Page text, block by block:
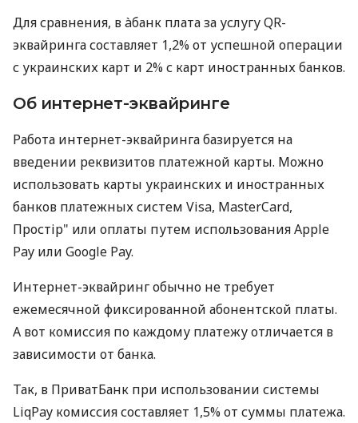
Для сравнения, в àбанк плата за услугу QR-
эквайринга составляет 1,2% от успешной операции
с украинских карт и 2% с карт иностранных банков.
Об интернет-эквайринге
Работа интернет-эквайринга базируется на
введении реквизитов платежной карты. Можно
использовать карты украинских и иностранных
банков платежных систем Visa, MasterCard,
Простір" или оплаты путем использования Apple
Pay или Google Pay.
Интернет-эквайринг обычно не требует
ежемесячной фиксированной абонентской платы.
А вот комиссия по каждому платежу отличается в
зависимости от банка.
Так, в ПриватБанк при использовании системы
LiqPay комиссия составляет 1,5% от суммы платежа.